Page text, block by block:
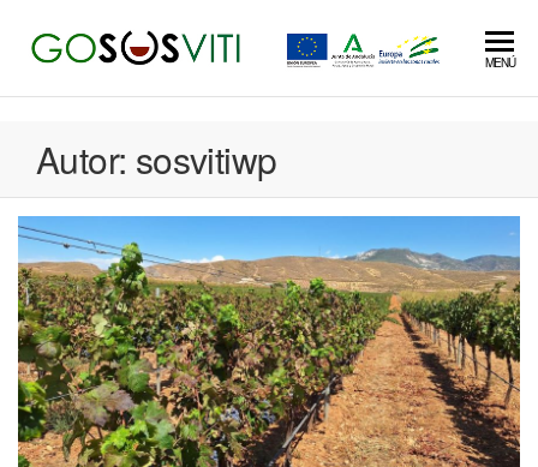
contenido
MENÚ
Autor: sosvitiwp